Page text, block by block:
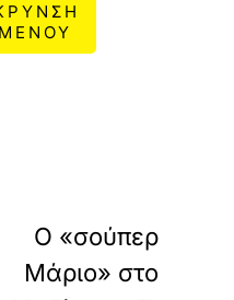
Ο «σούπερ
Μάριο» στο